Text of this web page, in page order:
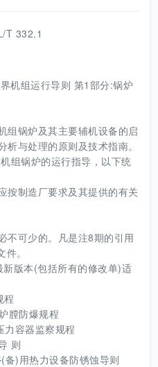
T 332.1
机组运行导则 第1部分:锅炉
组锅炉及其主要辅机设备的启
与处理的原则及技术指南。
组锅炉的运行指导，以下统
按制造厂要求及其提供的有关
不可少的。凡是注8期的引用
。
版本(包括所有的修改单)适
程
膛防爆规程
容器监察规程
则
)用热力设备防锈蚀导则